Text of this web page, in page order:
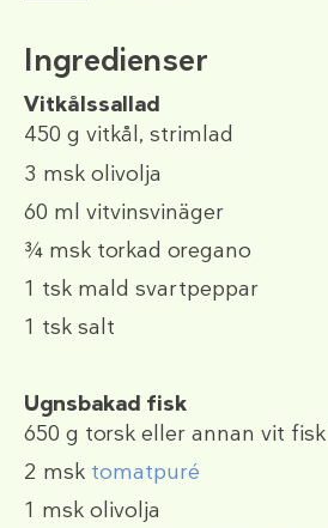
Ingredienser
Vitkålssallad
450 g vitkål, strimlad
3 msk olivolja
60 ml vitvinsvinäger
¾ msk torkad oregano
1 tsk mald svartpeppar
1 tsk salt
Ugnsbakad fisk
650 g torsk eller annan vit
2 msk tomatpuré
1 msk olivolja